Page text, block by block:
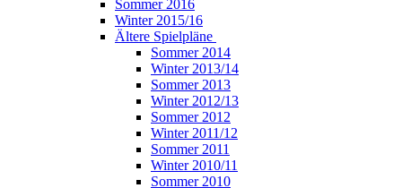
Sommer 2016
Winter 2015/16
Ältere Spielpläne
Sommer 2014
Winter 2013/14
Sommer 2013
Winter 2012/13
Sommer 2012
Winter 2011/12
Sommer 2011
Winter 2010/11
Sommer 2010